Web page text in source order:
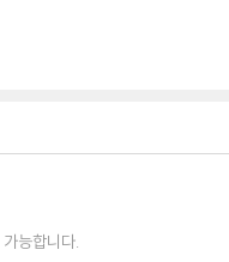
능합니다.